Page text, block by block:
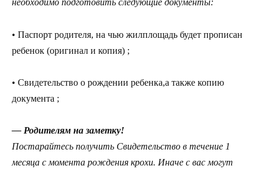
необходимо подготовить следующие документы:
• Паспорт родителя, на чью жилплощадь будет прописан
ребенок (оригинал и копия) ;
• Свидетельство о рождении ребенка,а также копию
документа ;
— Родителям на заметку!
Постарайтесь получить Свидетельство в течение 1
месяца с момента рождения крохи. Иначе с вас могут